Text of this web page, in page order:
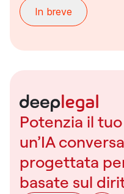
In breve
Potenzia il
un’IA
progettata
basate sul